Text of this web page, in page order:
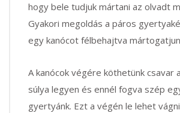
hogy bele tudjuk mártani az olvadt
Gyakori megoldás a páros
egy kanócot félbehajtva
A kanócok végére köthetünk csavar
súlya legyen és ennél fogva szép
gyertyánk. Ezt a végén le lehet